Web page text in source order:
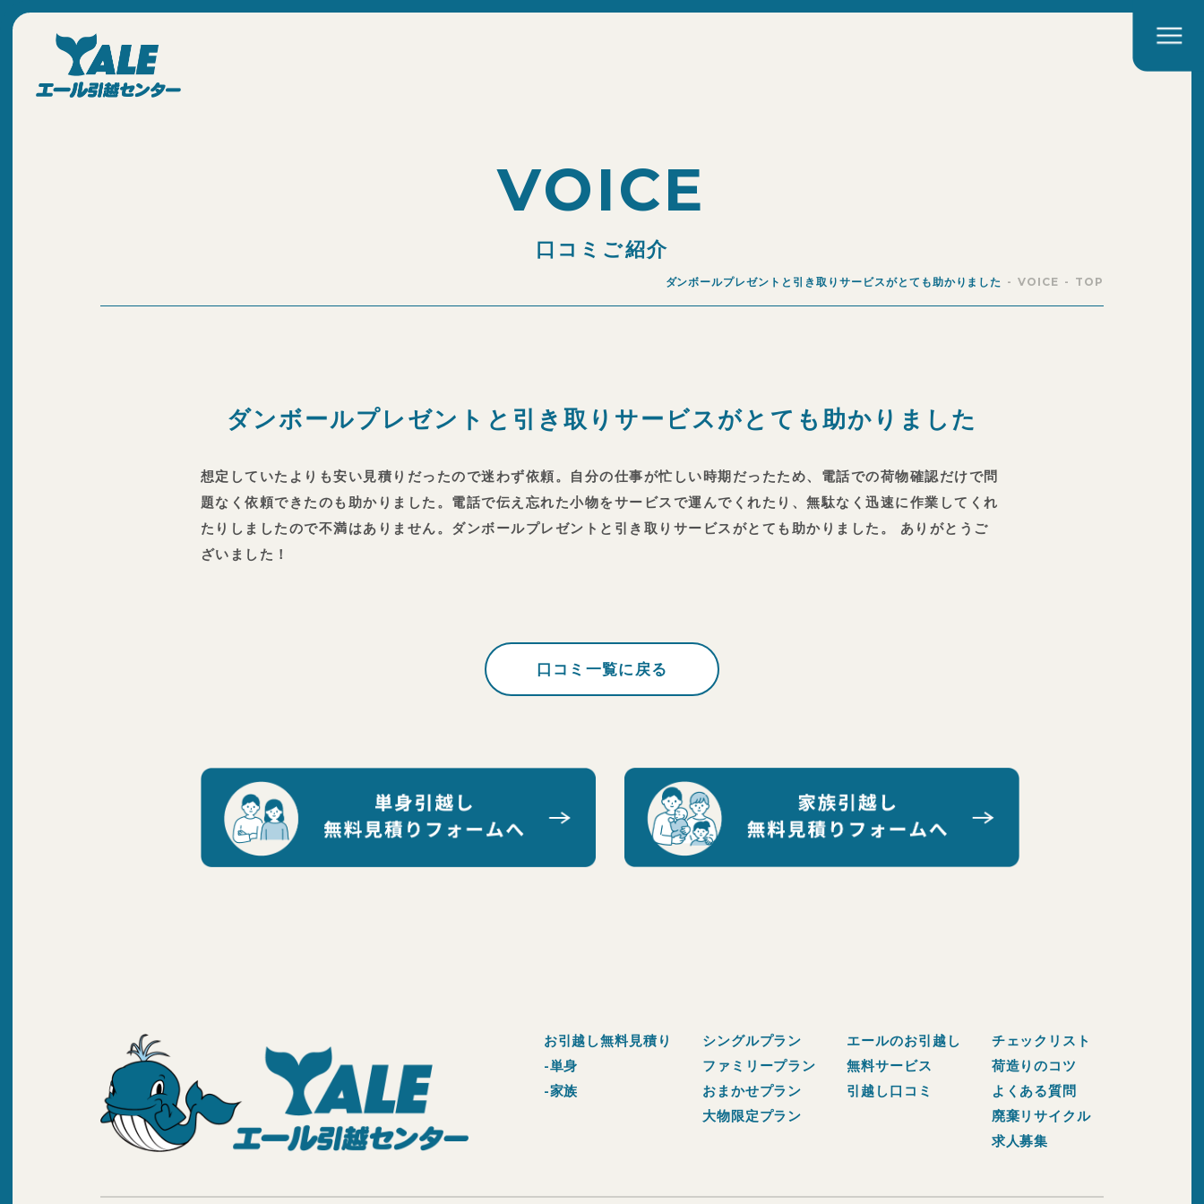
VOICE
口コミご紹介
TOP
VOICE
ダンボールプレゼントと引き取りサービスがとても助かりました
ダンボールプレゼントと引き取りサービスがとても助かりました
想定していたよりも安い見積りだったので迷わず依頼。自分の仕事が忙しい時期だったため、電話での荷物確認だけで問
題なく依頼できたのも助かりました。電話で伝え忘れた小物をサービスで運んでくれたり、無駄なく迅速に作業してくれ
たりしましたので不満はありません。ダンボールプレゼントと引き取りサービスがとても助かりました。 ありがとうご
ざいました！
口コミ一覧に戻る
お引越し無料見積り
-単身
-家族
シングルプラン
ファミリープラン
おまかせプラン
大物限定プラン
エールのお引越し
無料サービス
引越し口コミ
チェックリスト
荷造りのコツ
よくある質問
廃棄リサイクル
求人募集